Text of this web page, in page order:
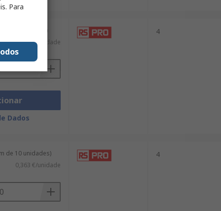
de 5 unidades)
1,456 €/unidade
Dados
4
de 10 unidades)
0,363 €/unidade
4
Para